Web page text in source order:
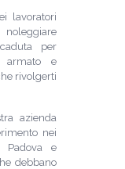
lavoratori
per
armato e
rivolgerti
azienda
nei
Padova e
debbano